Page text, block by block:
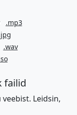
.mp3
.wav
failid
Leidsin,